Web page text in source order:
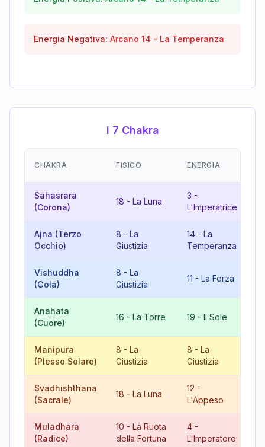
Energia Negativa: Arcano 14 - La Temperanza
I 7 Chakra
CHAKRA FISICO ENERGIA
Sahasrara
(Corona)
18 - La Luna
3 -
L'Imperatrice
Ajna (Terzo
Occhio)
8 - La
Giustizia
14 - La
Temperanza
Vishuddha
(Gola)
8 - La
Giustizia
11 - La Forza
Anahata
(Cuore)
16 - La Torre 19 - Il Sole
Manipura
(Plesso Solare)
8 - La
Giustizia
8 - La
Giustizia
Svadhishthana
(Sacrale)
18 - La Luna
12 -
L'Appeso
Muladhara
(Radice)
10 - La Ruota
della Fortuna
4 -
L'Imperatore